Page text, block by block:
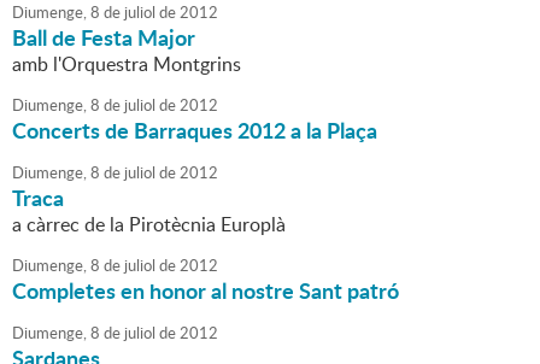
Diumenge,8 de juliol de2012
Ball de Festa Major
amb l'Orquestra Montgrins
Diumenge,8 de juliol de2012
Concerts de Barraques 2012 a la Plaça
Diumenge,8 de juliol de2012
Traca
a càrrec de la Pirotècnia Europlà
Diumenge,8 de juliol de2012
Completes en honor al nostre Sant patró
Diumenge,8 de juliol de2012